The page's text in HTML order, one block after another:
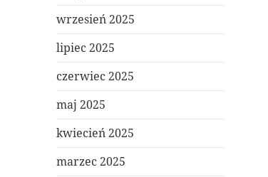
wrzesień 2025
lipiec 2025
czerwiec 2025
maj 2025
kwiecień 2025
marzec 2025